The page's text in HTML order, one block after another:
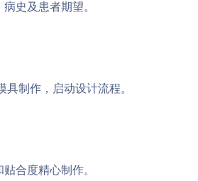
史及患者期望。
制作，启动设计流程。
合度精心制作。